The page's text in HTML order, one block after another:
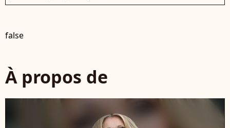
false
À propos de